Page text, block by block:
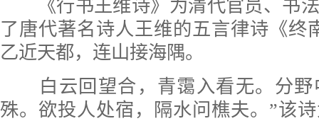
《行书王维诗》为清代官员、书法
了唐代著名诗人王维的五言律诗《终
乙近天都，连山接海隅。
白云回望合，青霭入看无。分野
殊。欲投人处宿，隔水问樵夫。”该